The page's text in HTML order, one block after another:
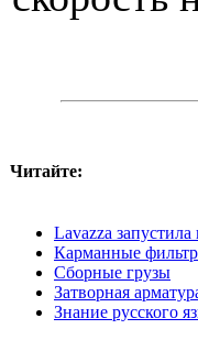
Читайте:
Lavazza
Карманные
Сборные грузы
Затворная
Знание русского